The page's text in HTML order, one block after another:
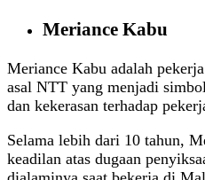
Meriance Kabu
Meriance Kabu adalah
asal NTT yang menjadi
dan kekerasan terhadap
Selama lebih dari 10 tahun,
keadilan atas dugaan